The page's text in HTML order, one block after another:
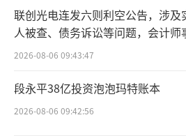
产品上，除了爆款“
饮产品、燕麦酸奶、奶油
TMIC及阿里数据显示，
联创光电连发六则利空公告，涉及
人被查、债务诉讼等问题，会计师
所曾出具“保留意见”
2026-08-06 09:43:47
段永平38亿投资泡泡玛特账本
2026-08-06 09:42:56